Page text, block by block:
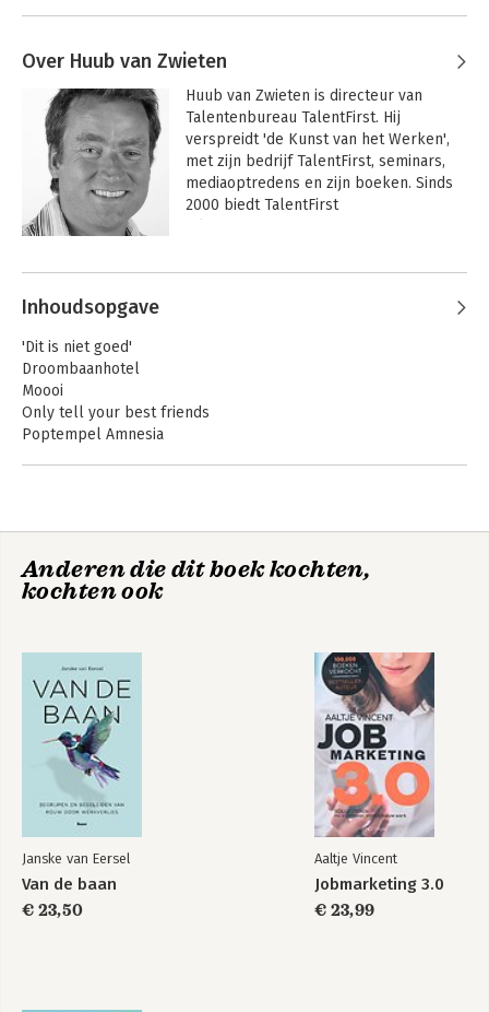
Over Huub van Zwieten
Huub van Zwieten is directeur van
Talentenbureau TalentFirst. Hij
verspreidt 'de Kunst van het Werken',
met zijn bedrijf TalentFirst, seminars,
mediaoptredens en zijn boeken. Sinds
2000 biedt TalentFirst
theoretische managementboeken over
Andere boeken door Huub van
Zwieten
De z(z)p'er als
merk
Bekijk alle boeken
Inhoudsopgave
'Dit is niet goed'
Droombaanhotel
Moooi
Only tell your best friends
Poptempel Amnesia
Anderen die dit boek kochten,
kochten ook
Janske van Eersel
Van de baan
€ 23,50
Aaltje Vincent
Jobmarketing 3.0
€ 23,99